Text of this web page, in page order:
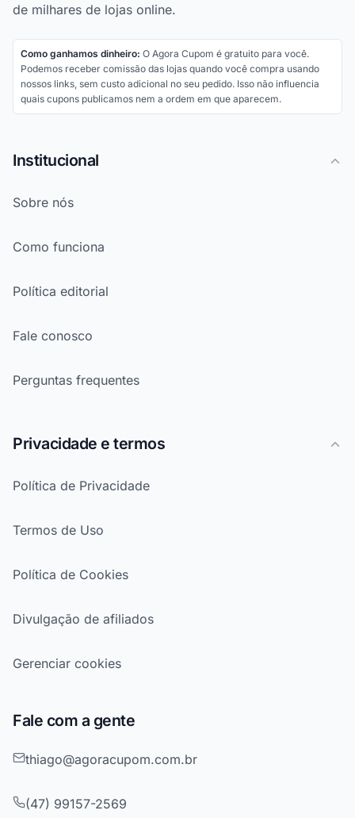
de milhares de lojas online.
Como ganhamos dinheiro: O Agora Cupom é gratuito para você.
Podemos receber comissão das lojas quando você compra usando
nossos links, sem custo adicional no seu pedido. Isso não influencia
quais cupons publicamos nem a ordem em que aparecem.
Institucional
Sobre nós
Como funciona
Política editorial
Fale conosco
Perguntas frequentes
Privacidade e termos
Política de Privacidade
Termos de Uso
Política de Cookies
Divulgação de afiliados
Gerenciar cookies
Fale com a gente
thiago@agoracupom.com.br
(47) 99157-2569